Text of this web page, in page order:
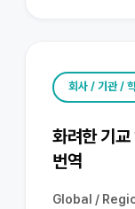
회사 / 기관 /
화려한 기교
번역
Global /